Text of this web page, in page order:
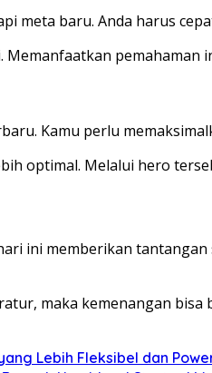
meta baru. Anda harus
pemahaman
Kamu perlu
optimal. Melalui hero
ini memberikan
maka kemenangan
Lebih Fleksibel dan